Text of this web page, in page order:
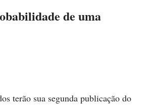
de uma
terão sua segunda publicação do